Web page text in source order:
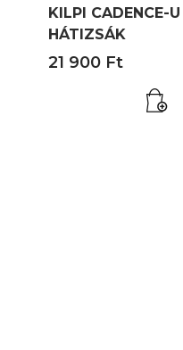
KILPI CADENCE-U
HÁTIZSÁK
21 900 Ft